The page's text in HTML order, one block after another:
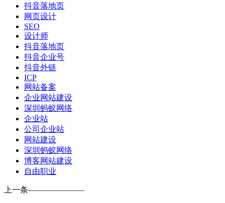
抖音落地页
网页设计
SEO
设计师
抖音落地页
抖音企业号
抖音外链
ICP
网站备案
企业网站建设
深圳蚂蚁网络
企业站
公司企业站
网站建设
深圳蚂蚁网络
博客网站建设
自由职业
上一条———————